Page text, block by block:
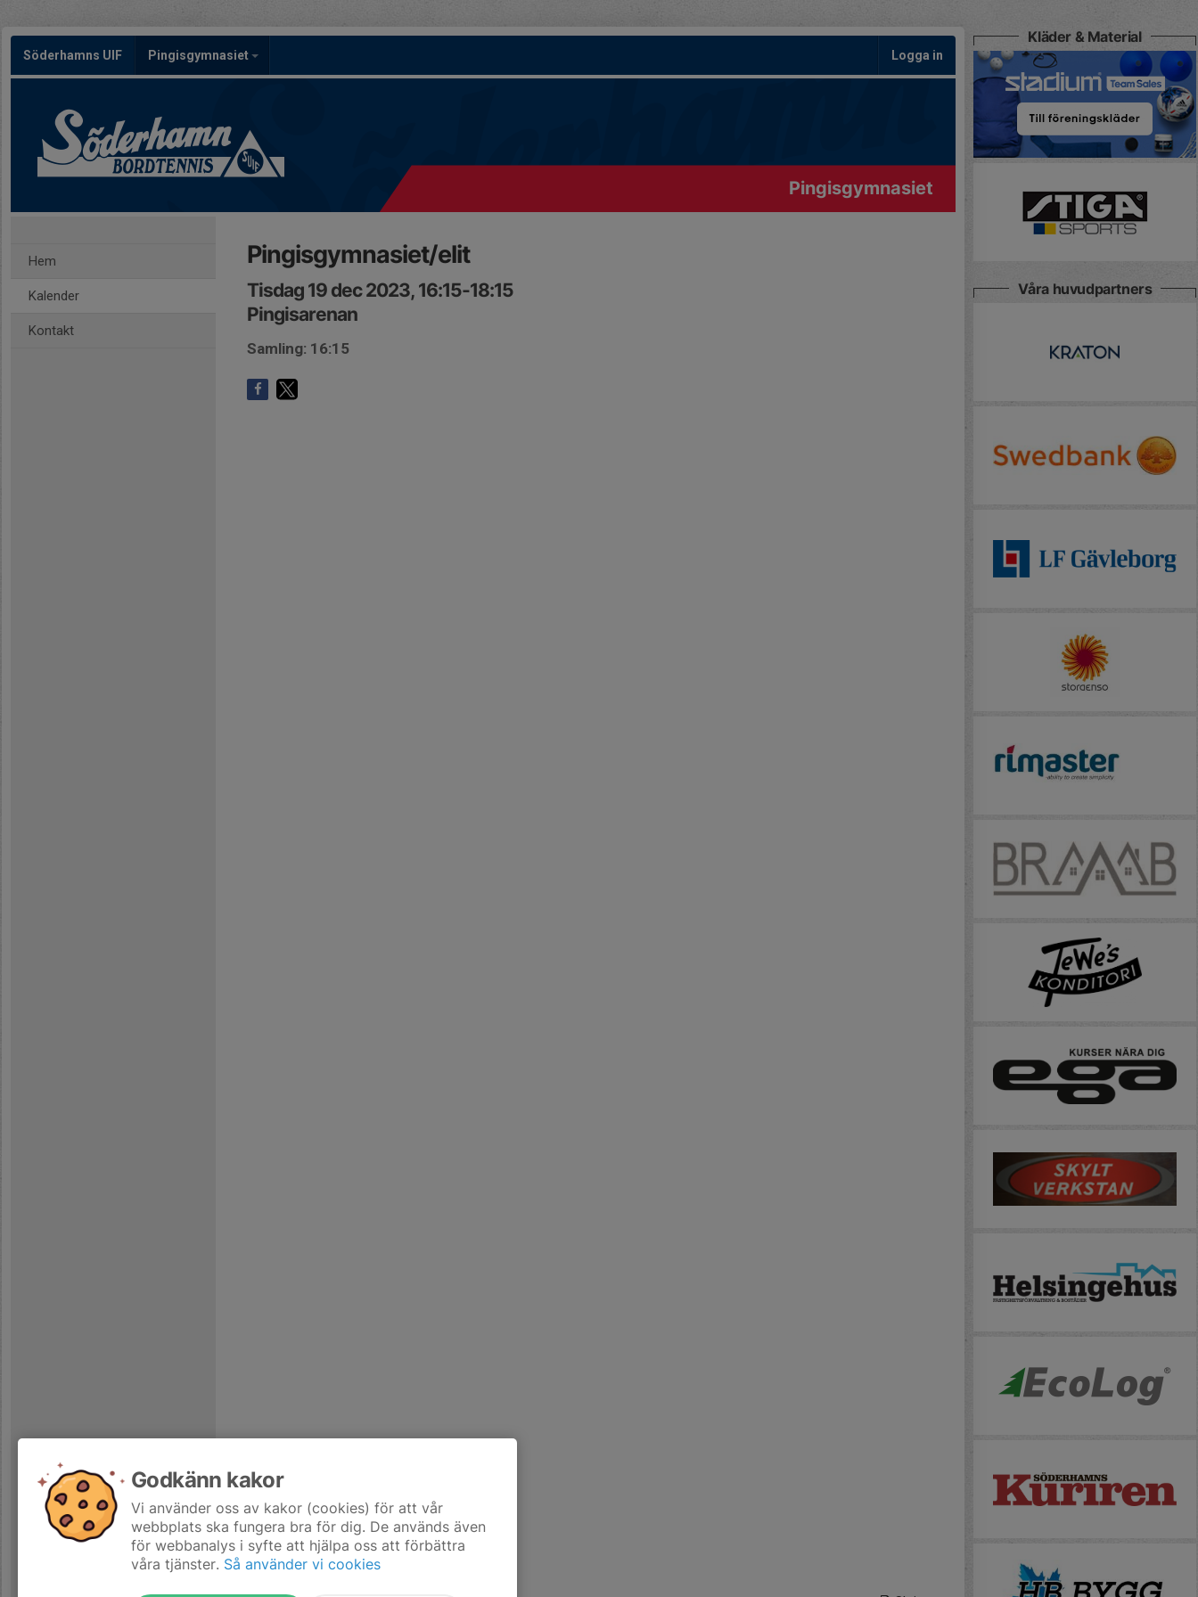
Söderhamns UIF Pingisgymnasiet Logga in
Pingisgymnasiet
Hem
Kalender
Kontakt
Pingisgymnasiet/elit
Tisdag 19 dec 2023, 16:15-18:15
Pingisarenan
Samling: 16:15
Kläder & Material
Våra huvudpartners
Godkänn kakor
Vi använder oss av kakor (cookies) för att vår
webbplats ska fungera bra för dig. De används även
för webbanalys i syfte att hjälpa oss att förbättra
våra tjänster. Så använder vi cookies